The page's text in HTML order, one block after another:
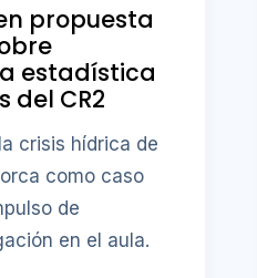
propuesta
estadística
del CR2
crisis hídrica de
como caso
de
en el aula.